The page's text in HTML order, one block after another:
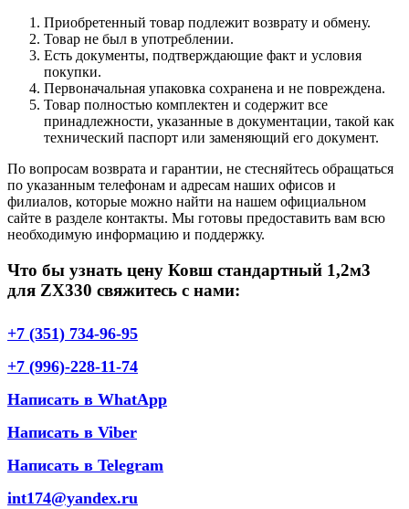
Приобретенный товар подлежит возврату и обмену.
Товар не был в употреблении.
Есть документы, подтверждающие факт и условия
покупки.
Первоначальная упаковка сохранена и не повреждена.
Товар полностью комплектен и содержит все
принадлежности, указанные в документации, такой как
технический паспорт или заменяющий его документ.
По вопросам возврата и гарантии, не стесняйтесь обращаться
по указанным телефонам и адресам наших офисов и
филиалов, которые можно найти на нашем официальном
сайте в разделе контакты. Мы готовы предоставить вам всю
необходимую информацию и поддержку.
Что бы узнать цену Ковш стандартный 1,2м3
для ZX330 свяжитесь с нами:
+7 (351) 734-96-95
+7 (996)-228-11-74
Написать в WhatApp
Написать в Viber
Написать в Telegram
int174@yandex.ru